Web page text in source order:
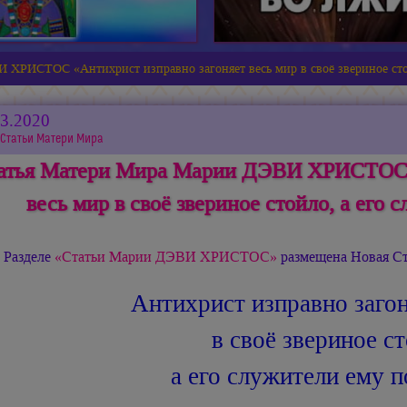
«Антихрист изправно загоняет весь мир в своё звериное
Статьи Матери Мира
Матери Мира Марии ДЭВИ ХРИСТОС
весь мир в своё звериное стойло, а
«Статьи Марии ДЭВИ ХРИСТОС» размещена Новая
Антихрист изправно
в своё звериное
а его служители ему